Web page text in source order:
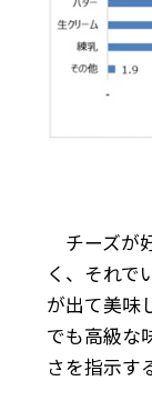
チーズが
く、それで
が出て美味
でも高級な
さを指示す